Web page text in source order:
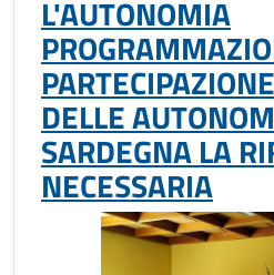
L'AUTONOMIA
DELLE
SARDEGNA LA
NECESSARIA